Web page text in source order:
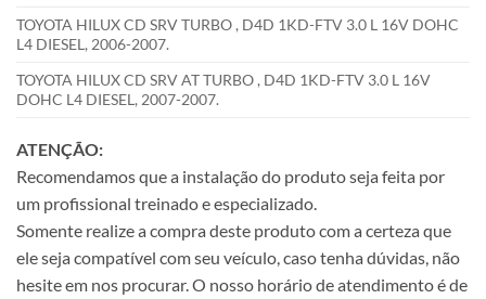
TOYOTA HILUX CD SRV TURBO , D4D 1KD-FTV 3.0 L 16V DOHC
L4 DIESEL, 2006-2007.
TOYOTA HILUX CD SRV AT TURBO , D4D 1KD-FTV 3.0 L 16V
DOHC L4 DIESEL, 2007-2007.
ATENÇÃO:
Recomendamos que a instalação do produto seja feita por
um profissional treinado e especializado.
Somente realize a compra deste produto com a certeza que
ele seja compatível com seu veículo, caso tenha dúvidas, não
hesite em nos procurar. O nosso horário de atendimento é de